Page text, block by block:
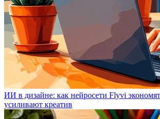
ИИ в дизайне: как нейросети Flyvi
усиливают креатив